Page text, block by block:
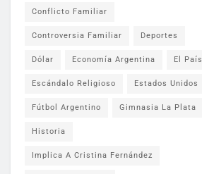
Conflicto Familiar
Controversia Familiar Deportes
Dólar Economía Argentina El País
Escándalo Religioso Estados Unidos
Fútbol Argentino Gimnasia La Plata
Historia
Implica A Cristina Fernández